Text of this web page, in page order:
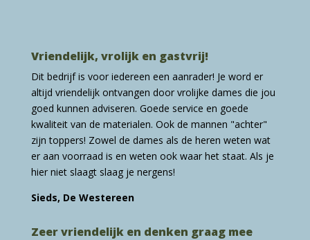
Vriendelijk, vrolijk en gastvrij!
Dit bedrijf is voor iedereen een aanrader! Je word er
altijd vriendelijk ontvangen door vrolijke dames die jou
goed kunnen adviseren. Goede service en goede
kwaliteit van de materialen. Ook de mannen "achter"
zijn toppers! Zowel de dames als de heren weten wat
er aan voorraad is en weten ook waar het staat. Als je
hier niet slaagt slaag je nergens!
Sieds, De Westereen
Zeer vriendelijk en denken graag mee